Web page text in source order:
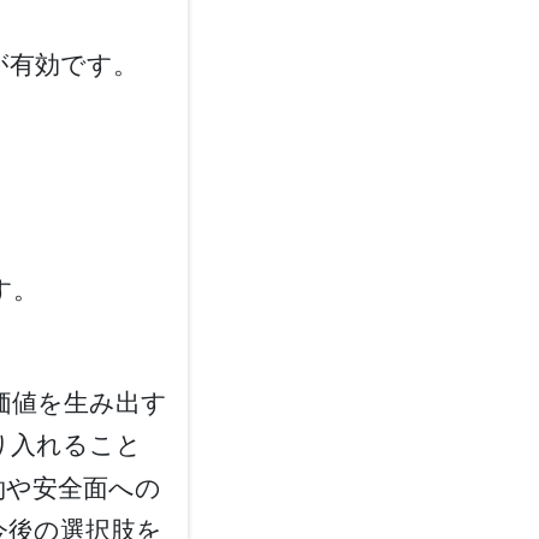
効です。
値を生み出す
入れること
安全面への
の選択肢を